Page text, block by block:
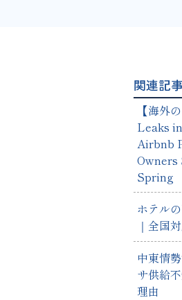
関連記
【海外
Leaks
Airbnb
Spring
ホテル
｜全国
中東情
サ供給
理由